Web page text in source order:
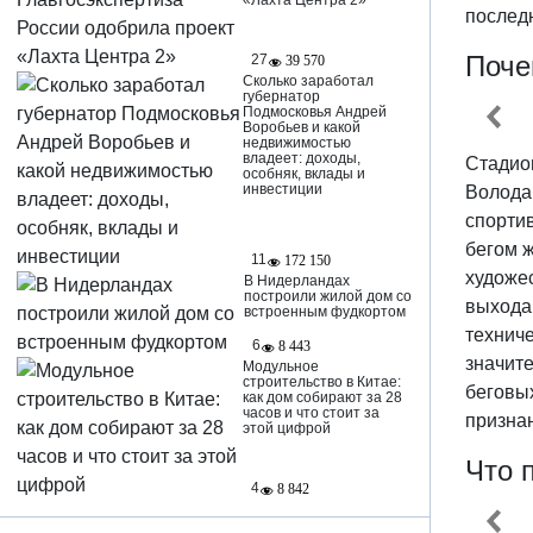
27
39 570
Сколько заработал
губернатор
Подмосковья Андрей
Воробьев и какой
недвижимостью
владеет: доходы,
особняк, вклады и
инвестиции
11
172 150
В Нидерландах
построили жилой дом со
встроенным фудкортом
6
8 443
Модульное
строительство в Китае:
как дом собирают за 28
часов и что стоит за
этой цифрой
4 8 842
бегом
выхода
Что